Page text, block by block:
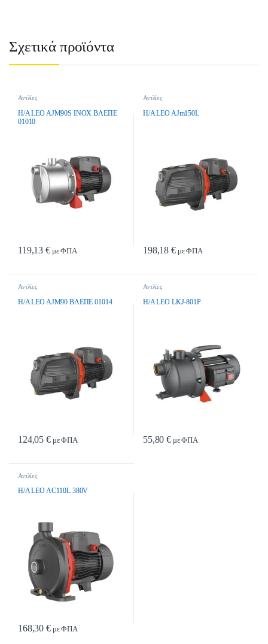
Σχετικά προϊόντα
Αντλίες
H/A LEO AJM90S INOX BΛEΠE
01010
119,13€με ΦΠΑ
Αντλίες
H/A LEO AJm150L
198,18€με ΦΠΑ
Αντλίες
H/A LEO AJM90 BΛEΠE 01014
124,05€με ΦΠΑ
Αντλίες
H/A LEO LKJ-801P
55,80€ με ΦΠΑ
Αντλίες
H/A LEO AC110L 380V
168,30€με ΦΠΑ